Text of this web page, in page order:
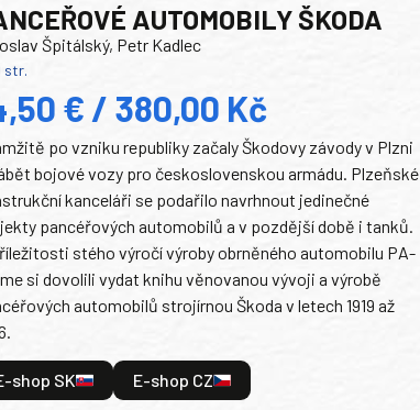
AUTOMOBILY ŠKODA
Špitálský, Petr Kadlec
str.
€ / 380,00 Kč
po vzniku republiky začaly Škodovy závody v Plzni
bojové vozy pro československou armádu. Plzeňské
kanceláři se podařilo navrhnout jedinečné
pancéřových automobilů a v pozdější době i tanků.
stého výročí výroby obrněného automobilu PA-
si dovolili vydat knihu věnovanou vývoji a výrobě
automobilů strojírnou Škoda v letech 1919 až
shop SK E-shop CZ